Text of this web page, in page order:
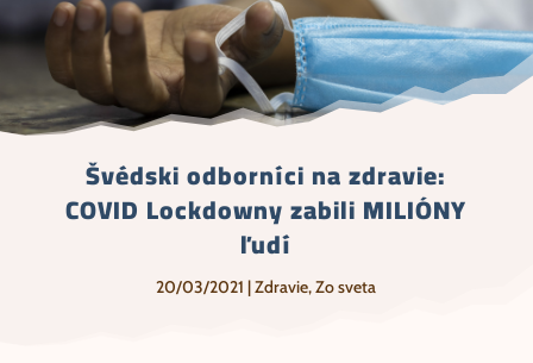
Švédski odborníci na zdravie:
COVID Lockdowny zabili MILIÓNY
ľudí
20/03/2021 |Zdravie,Zo sveta